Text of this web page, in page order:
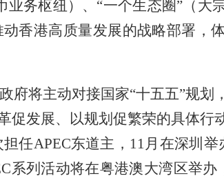
务枢纽）、“一个生态圈”（大
香港高质量发展的战略部署，
府将主动对接国家“十五五”规划
促发展、以规划促繁荣的具体行
任APEC东道主，11月在深圳举
系列活动将在粤港澳大湾区举办